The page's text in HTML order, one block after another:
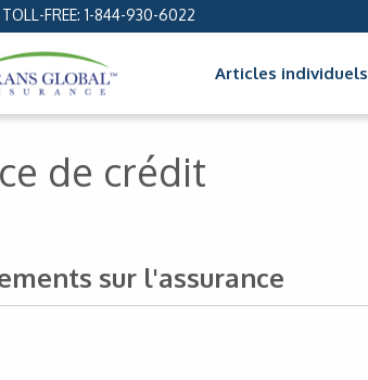
FREE: 1-844-930-6022
Articles individuels
de crédit
sur l'assurance